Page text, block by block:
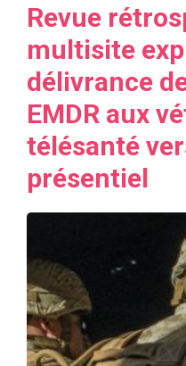
Revue
multisite
délivrance
EMDR aux
télésanté
présentiel